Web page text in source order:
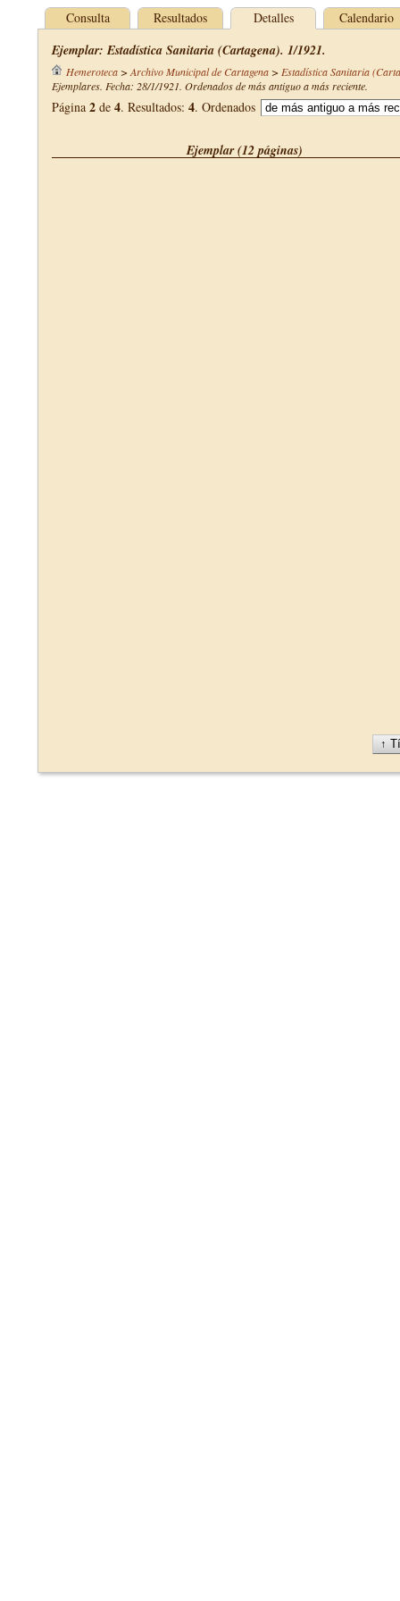
Consulta Resultados Detalles Calendario
Ejemplar: Estadística Sanitaria (Cartagena). 1/1921.
Hemeroteca> Archivo Municipal de Cartagena> Estadística Sanitaria
Ejemplares. Fecha: 28/1/1921. Ordenados de más antiguo a más reciente.
Página 2 de 4. Resultados: 4. Ordenados
Ejemplar (12 páginas)